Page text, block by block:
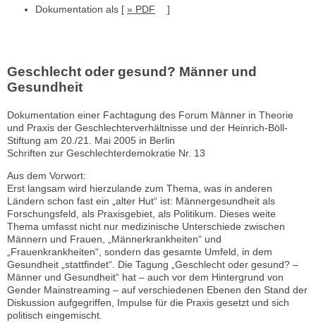
Dokumentation als [ » PDF ]
Geschlecht oder gesund? Männer und
Gesundheit
Dokumentation einer Fachtagung des Forum Männer in Theorie
und Praxis der Geschlechterverhältnisse und der Heinrich-Böll-
Stiftung am 20./21. Mai 2005 in Berlin
Schriften zur Geschlechterdemokratie Nr. 13
Aus dem Vorwort:
Erst langsam wird hierzulande zum Thema, was in anderen
Ländern schon fast ein „alter Hut“ ist: Männergesundheit als
Forschungsfeld, als Praxisgebiet, als Politikum. Dieses weite
Thema umfasst nicht nur medizinische Unterschiede zwischen
Männern und Frauen, „Männerkrankheiten“ und
„Frauenkrankheiten“, sondern das gesamte Umfeld, in dem
Gesundheit „stattfindet“. Die Tagung „Geschlecht oder gesund? –
Männer und Gesundheit“ hat – auch vor dem Hintergrund von
Gender Mainstreaming – auf verschiedenen Ebenen den Stand der
Diskussion aufgegriffen, Impulse für die Praxis gesetzt und sich
politisch eingemischt.